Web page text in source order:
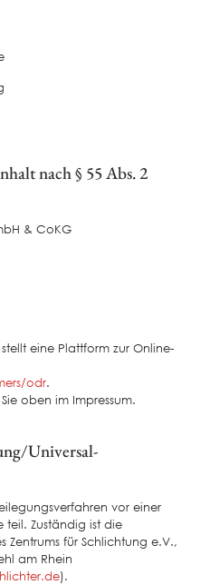
nach § 55 Abs. 2
& CoKG
eine Plattform zur Online-
odr.
oben im Impressum.
Universal­
vor einer
teil. Zuständig ist die
Zentrums für Schlichtung e.V.,
am Rhein
).